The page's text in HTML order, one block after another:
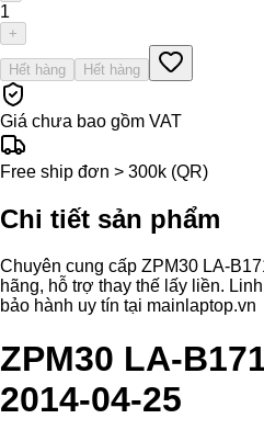
1
+
Hết hàng Hết hàng
Giá chưa bao gồm VAT
Free ship đơn > 300k (QR)
Chi tiết sản phẩm
Chuyên cung cấp ZPM30 LA-
hãng, hỗ trợ thay thế lấy liền.
bảo hành uy tín tại mainlaptop.vn
ZPM30 LA-
2014-04-25